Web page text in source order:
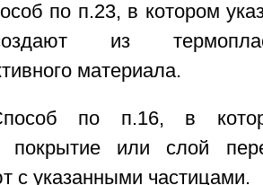
по п.23, в котором
из
материала.
по п.16, в
покрытие или слой
с указанными частицами.